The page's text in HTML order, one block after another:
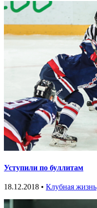
Уступили по буллитам
18.12.2018 • Клубная жизнь